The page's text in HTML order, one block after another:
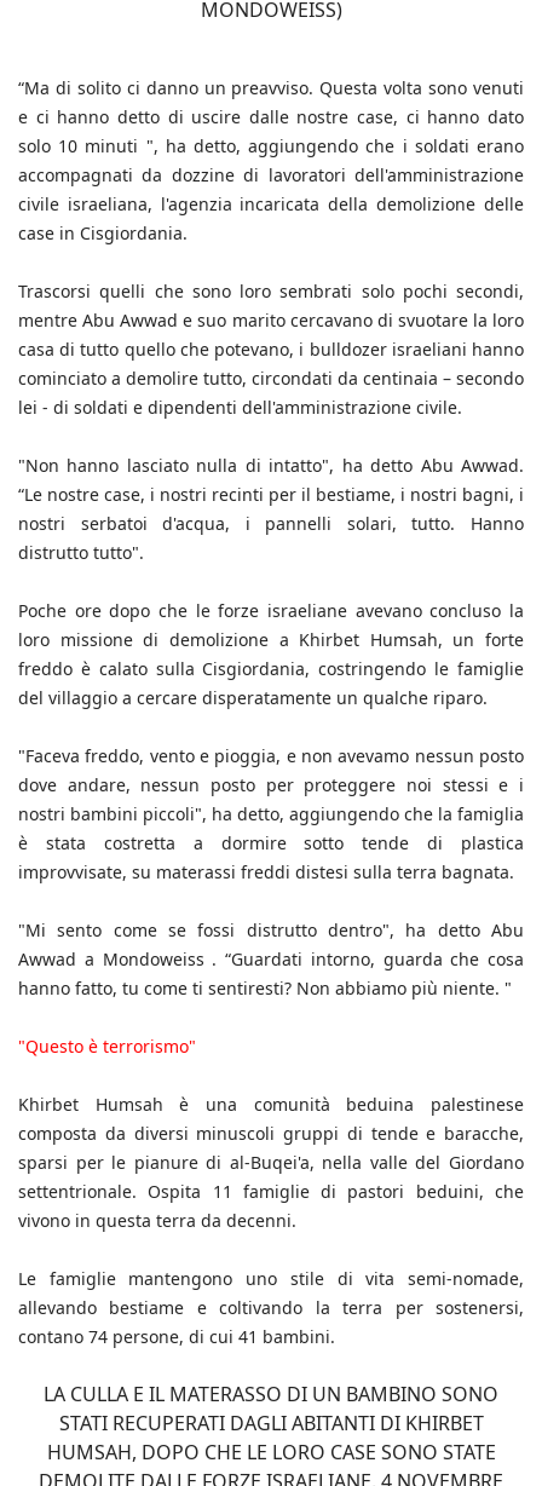
MONDOWEISS)
“Ma di solito ci danno un preavviso. Questa volta sono venuti
e ci hanno detto di uscire dalle nostre case, ci hanno dato
solo 10 minuti ", ha detto, aggiungendo che i soldati erano
accompagnati da dozzine di lavoratori dell'amministrazione
civile israeliana, l'agenzia incaricata della demolizione delle
case in Cisgiordania.
Trascorsi quelli che sono loro sembrati solo pochi secondi,
mentre Abu Awwad e suo marito cercavano di svuotare la loro
casa di tutto quello che potevano, i bulldozer israeliani hanno
cominciato a demolire tutto, circondati da centinaia – secondo
lei - di soldati e dipendenti dell'amministrazione civile.
"Non hanno lasciato nulla di intatto", ha detto Abu Awwad.
“Le nostre case, i nostri recinti per il bestiame, i nostri bagni, i
nostri serbatoi d'acqua, i pannelli solari, tutto. Hanno
distrutto tutto".
Poche ore dopo che le forze israeliane avevano concluso la
loro missione di demolizione a Khirbet Humsah, un forte
freddo è calato sulla Cisgiordania, costringendo le famiglie
del villaggio a cercare disperatamente un qualche riparo.
"Faceva freddo, vento e pioggia, e non avevamo nessun posto
dove andare, nessun posto per proteggere noi stessi e i
nostri bambini piccoli", ha detto, aggiungendo che la famiglia
è stata costretta a dormire sotto tende di plastica
improvvisate, su materassi freddi distesi sulla terra bagnata.
"Mi sento come se fossi distrutto dentro", ha detto Abu
Awwad a Mondoweiss . “Guardati intorno, guarda che cosa
hanno fatto, tu come ti sentiresti? Non abbiamo più niente. "
"Questo è terrorismo"
Khirbet Humsah è una comunità beduina palestinese
composta da diversi minuscoli gruppi di tende e baracche,
sparsi per le pianure di al-Buqei'a, nella valle del Giordano
settentrionale. Ospita 11 famiglie di pastori beduini, che
vivono in questa terra da decenni.
Le famiglie mantengono uno stile di vita semi-nomade,
allevando bestiame e coltivando la terra per sostenersi,
contano 74 persone, di cui 41 bambini.
LA CULLA E IL MATERASSO DI UN BAMBINO SONO
STATI RECUPERATI DAGLI ABITANTI DI KHIRBET
HUMSAH, DOPO CHE LE LORO CASE SONO STATE